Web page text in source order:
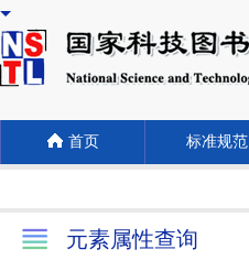
首页 标准规范
元素属性查询